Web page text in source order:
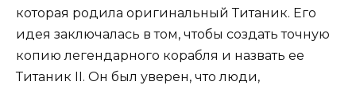
которая родила оригинальный Титаник. Его
идея заключалась в том, чтобы создать точную
копию легендарного корабля и назвать ее
Титаник II. Он был уверен, что люди,